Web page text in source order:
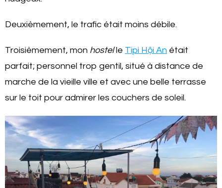
Deuxièmement, le trafic était moins débile.
Troisièmement, mon hostelle Tipi Hội An était
parfait; personnel trop gentil, situé à distance de
marche de la vieille ville et avec une belle terrasse
sur le toit pour admirer les couchers de soleil.